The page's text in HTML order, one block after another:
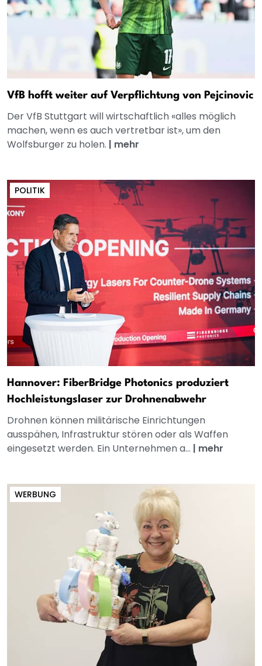
VfB hofft weiter auf Verpflichtung von Pejcinovic
Der VfB Stuttgart will wirtschaftlich «alles möglich
machen, wenn es auch vertretbar ist», um den
Wolfsburger zu holen. | mehr
POLITIK
Hannover: FiberBridge Photonics produziert
Hochleistungslaser zur Drohnenabwehr
Drohnen können militärische Einrichtungen
ausspähen, Infrastruktur stören oder als Waffen
eingesetzt werden. Ein Unternehmen a... | mehr
WERBUNG